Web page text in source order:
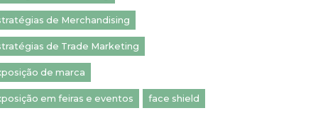
de Merchandising
de Trade Marketing
de marca
em feiras e eventos face shield